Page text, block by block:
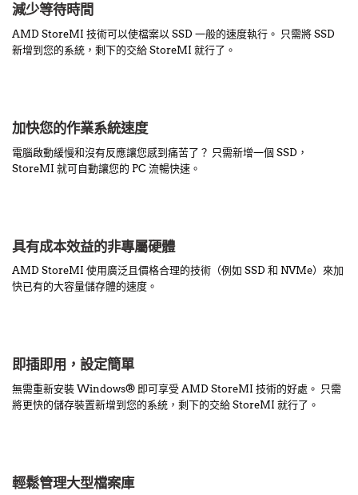
減少等待時間
AMD StoreMI 技術可以使檔案以 SSD 一般的速度執行。 只需將 SSD
新增到您的系統，剩下的交給 StoreMI 就行了。
加快您的作業系統速度
電腦啟動緩慢和沒有反應讓您感到痛苦了？ 只需新增一個 SSD，
StoreMI 就可自動讓您的 PC 流暢快速。
具有成本效益的非專屬硬體
AMD StoreMI 使用廣泛且價格合理的技術（例如 SSD 和 NVMe）來加
快已有的大容量儲存體的速度。
即插即用，設定簡單
無需重新安裝 Windows® 即可享受 AMD StoreMI 技術的好處。 只需
將更快的儲存裝置新增到您的系統，剩下的交給 StoreMI 就行了。
輕鬆管理大型檔案庫